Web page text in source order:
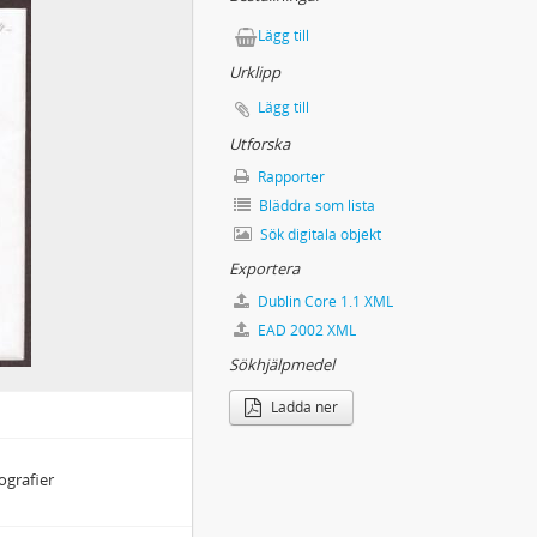
Lägg till
Urklipp
Lägg till
Utforska
Rapporter
Bläddra som lista
Sök digitala objekt
Exportera
Dublin Core 1.1 XML
EAD 2002 XML
Sökhjälpmedel
Ladda ner